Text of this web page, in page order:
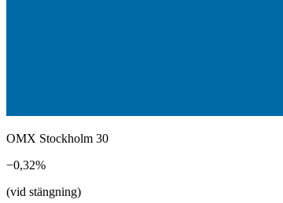
OMX Stockholm 30
−0,32%
(vid stängning)